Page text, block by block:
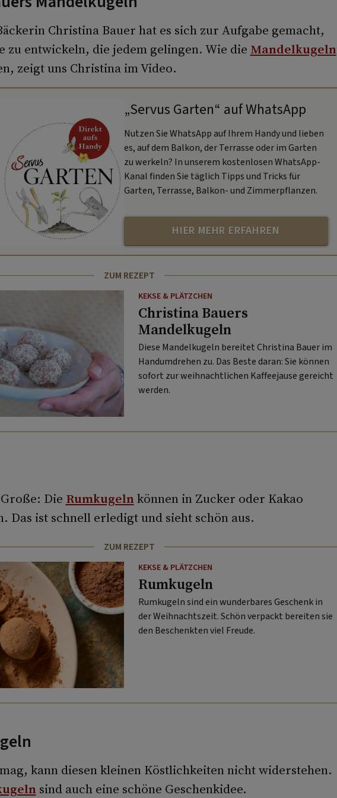
Christina Bauer hat es sich zur Aufgabe gemacht,
zu entwickeln, die jedem gelingen. Wie die Mandelkugeln
zeigt uns Christina im Video.
„Servus Garten“ auf WhatsApp
Nutzen Sie WhatsApp auf Ihrem Handy und lieben
es, auf dem Balkon, der Terrasse oder im Garten
zu werkeln? In unserem kostenlosen WhatsApp-
Kanal finden Sie täglich Tipps und Tricks für
Garten, Terrasse, Balkon- und Zimmerpflanzen.
HIER MEHR ERFAHREN
ZUM REZEPT
KEKSE & PLÄTZCHEN
Christina Bauers
Mandelkugeln
Diese Mandelkugeln bereitet Christina Bauer im
Handumdrehen zu. Das Beste daran: Sie können
sofort zur weihnachtlichen Kaffeejause gereicht
werden.
Die Rumkugelnkönnen in Zucker oder Kakao
Das ist schnell erledigt und sieht schön aus.
ZUM REZEPT
KEKSE & PLÄTZCHEN
Rumkugeln
Rumkugeln sind ein wunderbares Geschenk in
der Weihnachtszeit. Schön verpackt bereiten sie
den Beschenkten viel Freude.
kann diesen kleinen Köstlichkeiten nicht widerstehen.
sind auch eine schöne Geschenkidee.